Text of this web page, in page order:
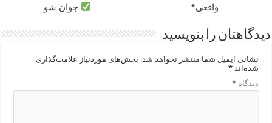
واقعی*
جوان شو
دیدگاهتان را بنویسید
نشانی ایمیل شما منتشر نخواهد شد. بخش‌های موردنیاز علامت‌گذاری
شده‌اند*
دیدگاه*